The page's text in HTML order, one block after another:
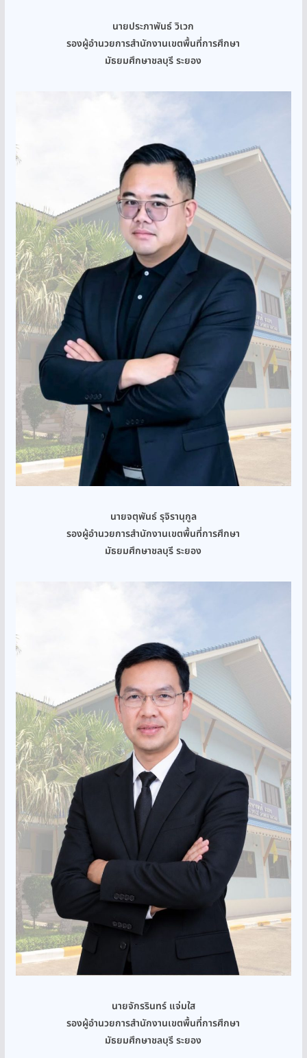
นายประภาพันธ์ วิเวก
รองผู้อำนวยการสำนักงานเขตพื้นที่การศึกษา
มัธยมศึกษาชลบุรี ระยอง
นายจตุพันธ์ รุจิรานุกูล
รองผู้อำนวยการสำนักงานเขตพื้นที่การศึกษา
มัธยมศึกษาชลบุรี ระยอง
นายจักรรินทร์ แจ่มใส
รองผู้อำนวยการสำนักงานเขตพื้นที่การศึกษา
มัธยมศึกษาชลบุรี ระยอง